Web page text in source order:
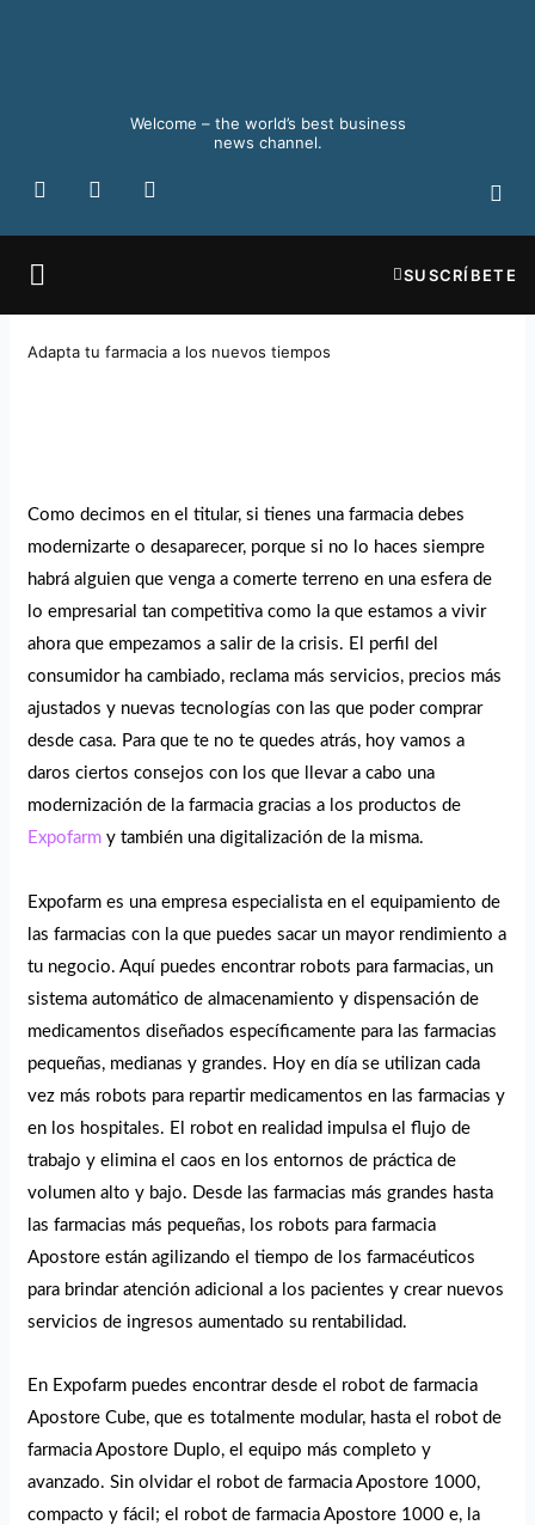
Welcome – the world’s best business
news channel.
F
c
o
X
t
t
r
I
s
r
m
SUSCRÍBETE
Adapta tu farmacia a los nuevos tiempos
Como decimos en el titular, si tienes una farmacia debes
modernizarte o desaparecer, porque si no lo haces siempre
habrá alguien que venga a comerte terreno en una esfera de
lo empresarial tan competitiva como la que estamos a vivir
ahora que empezamos a salir de la crisis. El perfil del
consumidor ha cambiado, reclama más servicios, precios más
ajustados y nuevas tecnologías con las que poder comprar
desde casa. Para que te no te quedes atrás, hoy vamos a
daros ciertos consejos con los que llevar a cabo una
modernización de la farmacia gracias a los productos de
Expofarm y también una digitalización de la misma.
Expofarm es una empresa especialista en el equipamiento de
las farmacias con la que puedes sacar un mayor rendimiento a
tu negocio. Aquí puedes encontrar robots para farmacias, un
sistema automático de almacenamiento y dispensación de
medicamentos diseñados específicamente para las farmacias
pequeñas, medianas y grandes. Hoy en día se utilizan cada
vez más robots para repartir medicamentos en las farmacias y
en los hospitales. El robot en realidad impulsa el flujo de
trabajo y elimina el caos en los entornos de práctica de
volumen alto y bajo. Desde las farmacias más grandes hasta
las farmacias más pequeñas, los robots para farmacia
Apostore están agilizando el tiempo de los farmacéuticos
para brindar atención adicional a los pacientes y crear nuevos
servicios de ingresos aumentado su rentabilidad.
En Expofarm puedes encontrar desde el robot de farmacia
Apostore Cube, que es totalmente modular, hasta el robot de
farmacia Apostore Duplo, el equipo más completo y
avanzado. Sin olvidar el robot de farmacia Apostore 1000,
compacto y fácil; el robot de farmacia Apostore 1000 e, la